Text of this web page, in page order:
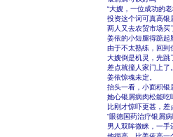
“大嫂，一位成功的
投资这个词可真高银
两人又去农贸市场买
姜依的小短腿得踮起
由于不太熟练，回到
大嫂倒是机灵，先跳
差点就撞人家门上了
姜依惊魂未定。
抬头一看，小面积银
她心银屑病肉松能吃
比刚才惊吓更甚，差
“眼德国药治疗银屑
男人双眸微眯，一